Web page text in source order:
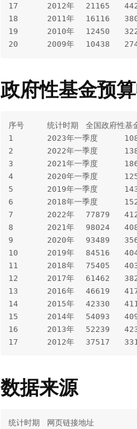
17	2012年	21165	4429	2251	12542	7199	2932	9020	1190	8173		4446
18	2011年	16116	3806	1890	11144	6367	2618	7653	9890	7472	2388	3822	4014	6293	11109
19	2010年	12450	3227		9081	4745	2426	5980	8052	5488	1845	2358	3497	5486	9353
政府性基金预
序号	统计时期	全国政府性基金预算收入	中央政府性基金预算收入	地方政府性基金预算本级收入	国有土地使用权出让收入	全国政府性基金预算支出	中央政府性基金预算本级支出	地方政府性基金预算支出	国有土地使用权出让收入相关支出
1	2023年一季度	10825	905	9920	8728	21066	250	20816	12800
2	2022年一季度	13842	853	12989	11958	24787	253	24534	15438
3	2021年一季度	18605	926	17679	16467	17331	176	17155	15653
4	2020年一季度	12577	696	11881	11117	19749	194	19555	12577
5	2019年一季度	14300	1003	13297	12061	18881	293	18588	15840
6	2018年一季度	15253	945	14308	13327	12111	155	11956	10909
7	2022年	77879	4124	73755	66854	110583	5544	105039	63736
8	2021年	98024	4088	93936	87051	113661	3201	110460	77540
9	2020年	93489	3562	89927	84142	117999	2715	115284	76503
10	2019年	84516	4040	80476	72517	91365	3113	88252	76096
11	2018年	75405	4033	71372	65096	80562	3089	77473	69941
12	2017年	61462	3825	57637	52059	60700	2684	58016	51780
13	2016年	46619	4178	42441	37457	46852	2890	43962	38406
14	2015年	42330	4112	38218	32547	42364	3024	39340	32895
15	2014年	54093	4097	49996	42606	51388	2964	48424	41202
16	2013年	52239	4232	48007	41250	50116	2761	47355	40600
数据来源
统计时期	网页链接地址